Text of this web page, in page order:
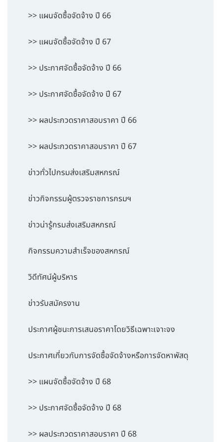
>> แผนจัดซื้อจัดจ้าง ปี 66
>> แผนจัดซื้อจัดจ้าง ปี 67
>> ประกาศจัดซื้อจัดจ้าง ปี 66
>> ประกาศจัดซื้อจัดจ้าง ปี 67
>> ผลประกวดราคาสอบราคา ปี 66
>> ผลประกวดราคาสอบราคา ปี 67
ข่าวทั่วไปกรมส่งเสริมสหกรณ์
ข่าวกิจกรรมผู้ตรวจราชการกรมฯ
ข่าวน่ารู้กรมส่งเสริมสหกรณ์
กิจกรรมความสำเร็จของสหกรณ์
วิดีทัศน์ผู้บริหาร
ข่าวรับสมัครงาน
ประกาศผู้ชนะการเสนอราคาโดยวิธีเฉพาะเจาะจง
ประกาศเกี่ยวกับการจัดซื้อจัดจ้างหรือการจัดหาพัสดุ
>> แผนจัดซื้อจัดจ้าง ปี 68
>> ประกาศจัดซื้อจัดจ้าง ปี 68
>> ผลประกวดราคาสอบราคา ปี 68